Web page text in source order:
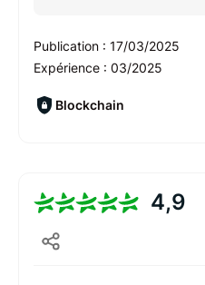
Publication : 17/03/2025
Expérience : 03/2025
Blockchain
4,9